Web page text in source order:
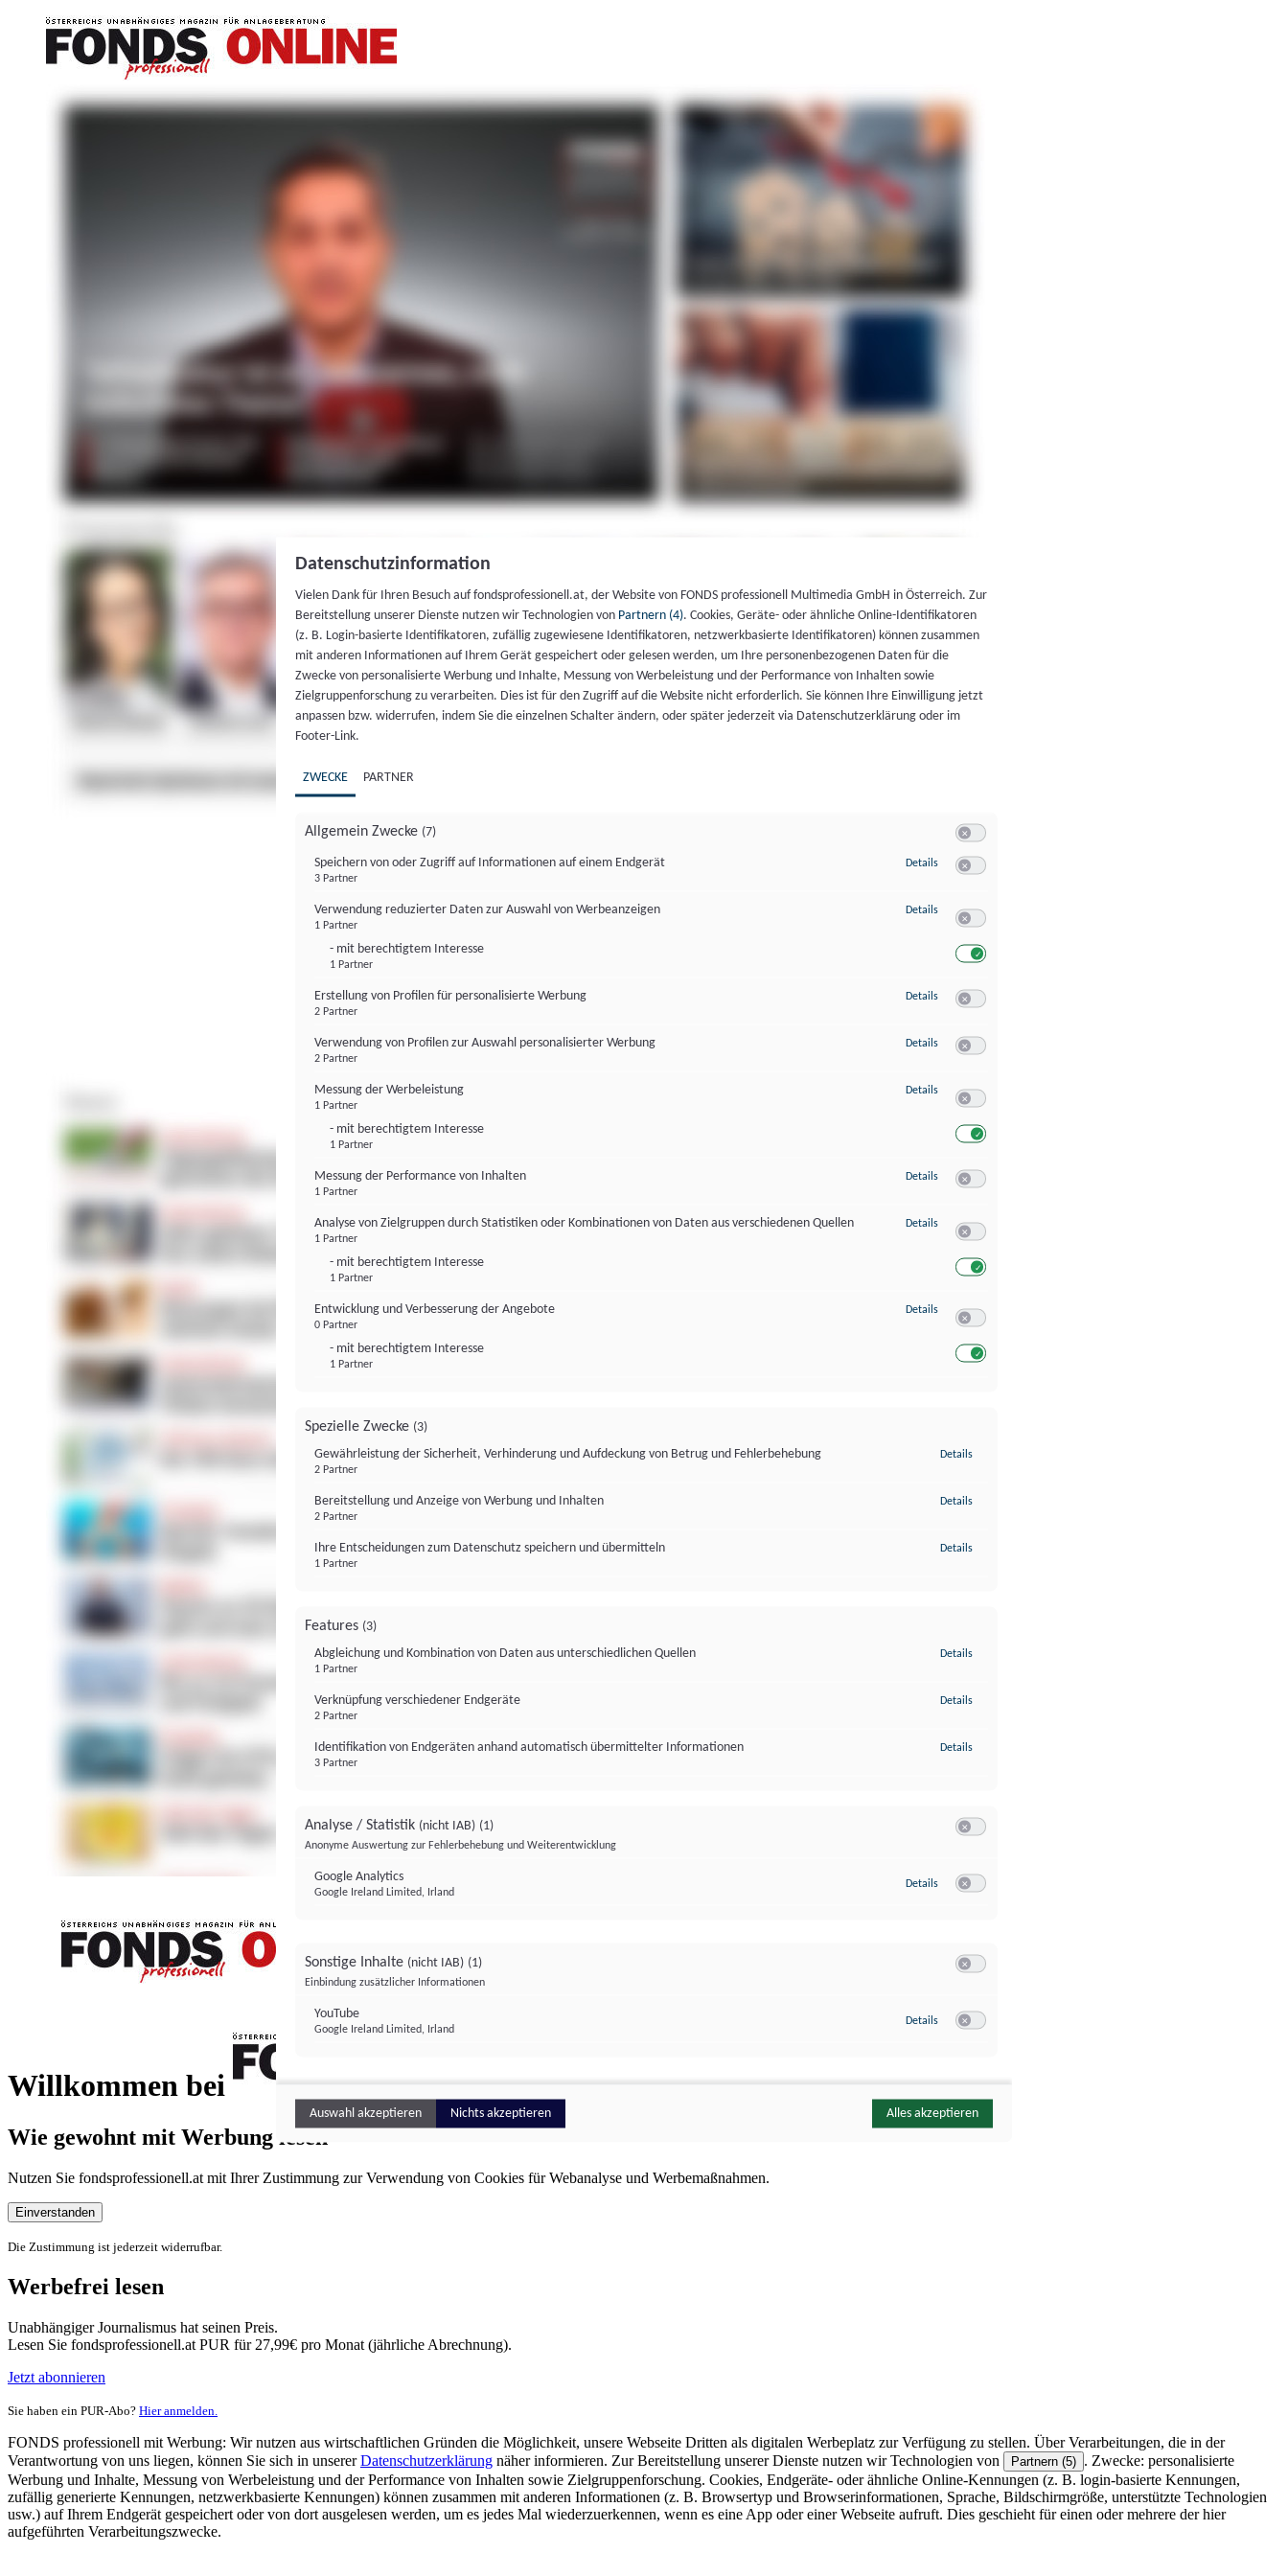
Willkommen bei
FONDS professionell
Wie gewohnt mit Werbung lesen
Nutzen Sie fondsprofessionell.at mit Ihrer Zustimmung zur Verwendung von Cookies für Webanalyse und Werbemaßnahmen.
Einverstanden
Die Zustimmung ist jederzeit widerrufbar.
Werbefrei lesen
Unabhängiger Journalismus hat seinen Preis.
Lesen Sie fondsprofessionell.at PUR für 27,99€ pro Monat (jährliche Abrechnung).
Jetzt abonnieren
Sie haben ein PUR-Abo? Hier anmelden.
FONDS professionell mit Werbung: Wir nutzen aus wirtschaftlichen Gründen die Möglichkeit, unsere Webseite Dritten als digitalen Werbeplatz zur Verfügung zu stellen. Über Verarbeitungen, die in der
Verantwortung von uns liegen, können Sie sich in unsererDatenschutzerklärung näher informieren. Zur Bereitstellung unserer Dienste nutzen wir Technologien von Partnern (5) . Zwecke: personalisierte
Werbung und Inhalte, Messung von Werbeleistung und der Performance von Inhalten sowie Zielgruppenforschung. Cookies, Endgeräte- oder ähnliche Online-Kennungen (z. B. login-basierte Kennungen,
zufällig generierte Kennungen, netzwerkbasierte Kennungen) können zusammen mit anderen Informationen (z. B. Browsertyp und Browserinformationen, Sprache, Bildschirmgröße, unterstützte Technologien
usw.) auf Ihrem Endgerät gespeichert oder von dort ausgelesen werden, um es jedes Mal wiederzuerkennen, wenn es eine App oder einer Webseite aufruft. Dies geschieht für einen oder mehrere der hier
aufgeführten Verarbeitungszwecke.
Datenschutzinformation
Vielen Dank für Ihren Besuch auf fondsprofessionell.at, der Website von FONDS professionell Multimedia GmbH in Österreich. Zur
Bereitstellung unserer Dienste nutzen wir Technologien von Partnern (4). Cookies, Geräte- oder ähnliche Online-Identifikatoren
(z. B. Login-basierte Identifikatoren, zufällig zugewiesene Identifikatoren, netzwerkbasierte Identifikatoren) können zusammen
mit anderen Informationen auf Ihrem Gerät gespeichert oder gelesen werden, um Ihre personenbezogenen Daten für die
Zwecke von personalisierte Werbung und Inhalte, Messung von Werbeleistung und der Performance von Inhalten sowie
Zielgruppenforschung zu verarbeiten. Dies ist für den Zugriff auf die Website nicht erforderlich. Sie können Ihre Einwilligung jetzt
anpassen bzw. widerrufen, indem Sie die einzelnen Schalter ändern, oder später jederzeit via Datenschutzerklärung oder im
Footer-Link.
ZWECKE PARTNER
Allgemein Zwecke (7)
Speichern von oder Zugriff auf Informationen auf einem Endgerät
3 Partner
Details zu Speichern von oder Zugriff auf Informationen auf einem Endgerät
Verwendung reduzierter Daten zur Auswahl von Werbeanzeigen
1 Partner
- mit berechtigtem Interesse
1 Partner
Details zu Verwendung reduzierter Daten zur Auswahl von Werbeanzeigen
Erstellung von Profilen für personalisierte Werbung
2 Partner
Details zu Erstellung von Profilen für personalisierte Werbung
Verwendung von Profilen zur Auswahl personalisierter Werbung
2 Partner
Details zu Verwendung von Profilen zur Auswahl personalisierter Werbung
Messung der Werbeleistung
1 Partner
- mit berechtigtem Interesse
1 Partner
Details zu Messung der Werbeleistung
Messung der Performance von Inhalten
1 Partner
Details zu Messung der Performance von Inhalten
Analyse von Zielgruppen durch Statistiken oder Kombinationen von Daten aus verschiedenen Quellen
1 Partner
- mit berechtigtem Interesse
1 Partner
Details zu Analyse von Zielgruppen durch Statistiken oder Kombinationen von
Entwicklung und Verbesserung der Angebote
0 Partner
- mit berechtigtem Interesse
1 Partner
Details zu Entwicklung und Verbesserung der Angebote
Spezielle Zwecke (3)
Gewährleistung der Sicherheit, Verhinderung und Aufdeckung von Betrug und Fehlerbehebung
2 Partner
Details
Bereitstellung und Anzeige von Werbung und Inhalten
2 Partner
Details
Ihre Entscheidungen zum Datenschutz speichern und übermitteln
1 Partner
Details
Features (3)
Abgleichung und Kombination von Daten aus unterschiedlichen Quellen
1 Partner
Details
Verknüpfung verschiedener Endgeräte
2 Partner
Details
Identifikation von Endgeräten anhand automatisch übermittelter Informationen
3 Partner
Details
Analyse / Statistik (nicht IAB) (1)
Anonyme Auswertung zur Fehlerbehebung und Weiterentwicklung
Google Analytics
Google Ireland Limited, Irland
Details zu Google Analytics
Sonstige Inhalte (nicht IAB) (1)
Einbindung zusätzlicher Informationen
YouTube
Google Ireland Limited, Irland
Details zu YouTube
Auswahl akzeptieren Nichts akzeptieren Alles akzeptieren